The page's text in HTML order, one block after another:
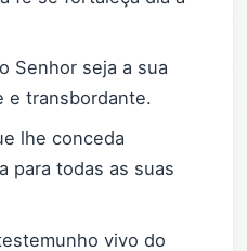
Senhor seja a sua
e transbordante.
lhe conceda
para todas as suas
vivo do